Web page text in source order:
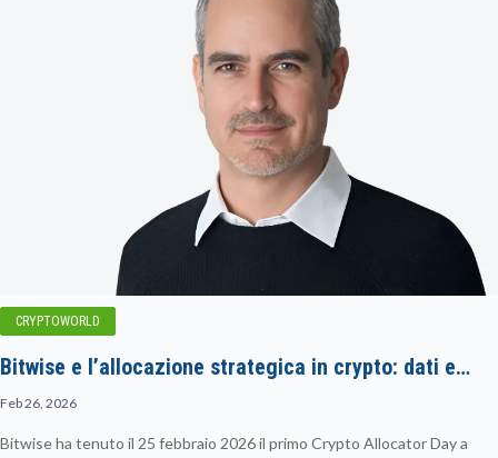
CRYPTOWORLD
Bitwise e l’allocazione strategica in crypto: dati e…
Feb 26, 2026
Bitwise ha tenuto il 25 febbraio 2026 il primo Crypto Allocator Day a